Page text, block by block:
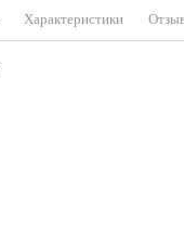
Характеристики